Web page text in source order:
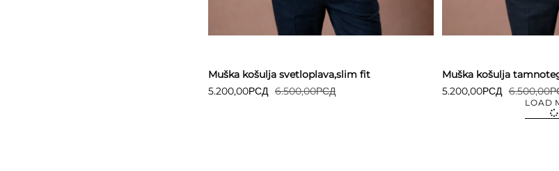
Detaljnije
Muška košulja svetloplava,slim fit
6.500,00РСД
5.200,00РСД
Detaljnije
Muška košulja
6.500,00
5.200,00РСД
LOAD